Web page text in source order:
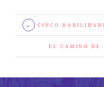
← CINCO HABILIDADES QUE UN
EL CAMINO DE